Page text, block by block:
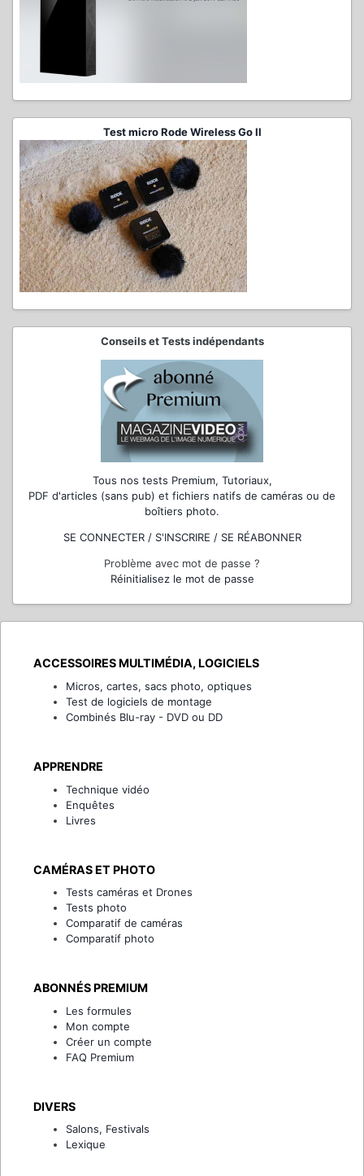
Test micro Rode Wireless Go II
Conseils et Tests indépendants
Tous nos tests Premium, Tutoriaux,
PDF d'articles (sans pub) et fichiers natifs de caméras ou de
boîtiers photo.
SE CONNECTER / S'INSCRIRE / SE RÉABONNER
Problème avec mot de passe ?
Réinitialisez le mot de passe
ACCESSOIRES MULTIMÉDIA, LOGICIELS
Micros, cartes, sacs photo, optiques
Test de logiciels de montage
Combinés Blu-ray - DVD ou DD
APPRENDRE
Technique vidéo
Enquêtes
Livres
CAMÉRAS ET PHOTO
Tests caméras et Drones
Tests photo
Comparatif de caméras
Comparatif photo
ABONNÉS PREMIUM
Les formules
Mon compte
Créer un compte
FAQ Premium
DIVERS
Salons, Festivals
Lexique